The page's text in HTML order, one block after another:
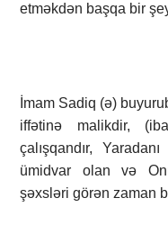
etməkdən başqa bir
İmam Sadiq (ə)
iffətinə malikdir,
çalışqandır,
ümidvar olan və
şəxsləri görən zaman